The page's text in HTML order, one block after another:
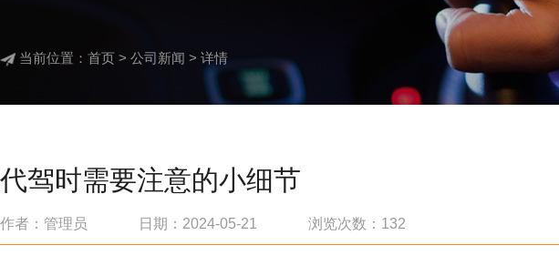
当前位置： 首页 > 公司新闻 > 详情
代驾时需要注意的小细节
作者：管理员 日期：2024-05-21 浏览次数： 132